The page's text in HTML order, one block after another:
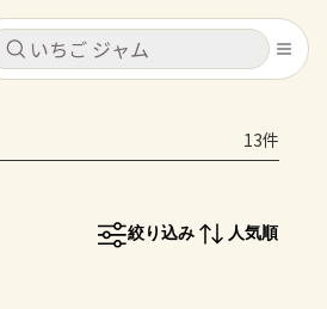
キャンセル
ンするとレシピを保存できます
キャンセル
コンテンツ
13件
絞り込み 人気順